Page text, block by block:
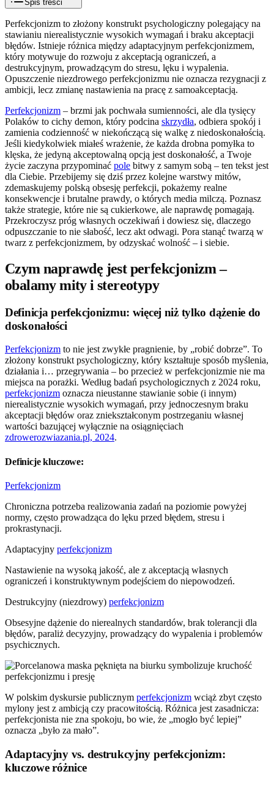
Spis treści
Perfekcjonizm to złożony konstrukt psychologiczny polegający na
stawianiu nierealistycznie wysokich wymagań i braku akceptacji
błędów. Istnieje różnica między adaptacyjnym perfekcjonizmem,
który motywuje do rozwoju z akceptacją ograniczeń, a
destrukcyjnym, prowadzącym do stresu, lęku i wypalenia.
Opuszczenie niezdrowego perfekcjonizmu nie oznacza rezygnacji z
ambicji, lecz zmianę nastawienia na pracę z samoakceptacją.
Perfekcjonizm – brzmi jak pochwała sumienności, ale dla tysięcy
Polaków to cichy demon, który podcina skrzydła, odbiera spokój i
zamienia codzienność w niekończącą się walkę z niedoskonałością.
Jeśli kiedykolwiek miałeś wrażenie, że każda drobna pomyłka to
klęska, że jedyną akceptowalną opcją jest doskonałość, a Twoje
życie zaczyna przypominać pole bitwy z samym sobą – ten tekst jest
dla Ciebie. Przebijemy się dziś przez kolejne warstwy mitów,
zdemaskujemy polską obsesję perfekcji, pokażemy realne
konsekwencje i brutalne prawdy, o których media milczą. Poznasz
także strategie, które nie są cukierkowe, ale naprawdę pomagają.
Przekroczysz próg własnych oczekiwań i dowiesz się, dlaczego
odpuszczanie to nie słabość, lecz akt odwagi. Pora stanąć twarzą w
twarz z perfekcjonizmem, by odzyskać wolność – i siebie.
Czym naprawdę jest perfekcjonizm –
obalamy mity i stereotypy
Definicja perfekcjonizmu: więcej niż tylko dążenie do
doskonałości
Perfekcjonizm to nie jest zwykłe pragnienie, by „robić dobrze”. To
złożony konstrukt psychologiczny, który kształtuje sposób myślenia,
działania i… przegrywania – bo przecież w perfekcjonizmie nie ma
miejsca na porażki. Według badań psychologicznych z 2024 roku,
perfekcjonizm oznacza nieustanne stawianie sobie (i innym)
nierealistycznie wysokich wymagań, przy jednoczesnym braku
akceptacji błędów oraz zniekształconym postrzeganiu własnej
wartości bazującej wyłącznie na osiągnięciach
zdrowerozwiazania.pl, 2024.
Definicje kluczowe:
Perfekcjonizm
Chroniczna potrzeba realizowania zadań na poziomie powyżej
normy, często prowadząca do lęku przed błędem, stresu i
prokrastynacji.
Adaptacyjny perfekcjonizm
Nastawienie na wysoką jakość, ale z akceptacją własnych
ograniczeń i konstruktywnym podejściem do niepowodzeń.
Destrukcyjny (niezdrowy) perfekcjonizm
Obsesyjne dążenie do nierealnych standardów, brak tolerancji dla
błędów, paraliż decyzyjny, prowadzący do wypalenia i problemów
psychicznych.
W polskim dyskursie publicznym perfekcjonizm wciąż zbyt często
mylony jest z ambicją czy pracowitością. Różnica jest zasadnicza:
perfekcjonista nie zna spokoju, bo wie, że „mogło być lepiej”
oznacza „było za mało”.
Adaptacyjny vs. destrukcyjny perfekcjonizm:
kluczowe różnice